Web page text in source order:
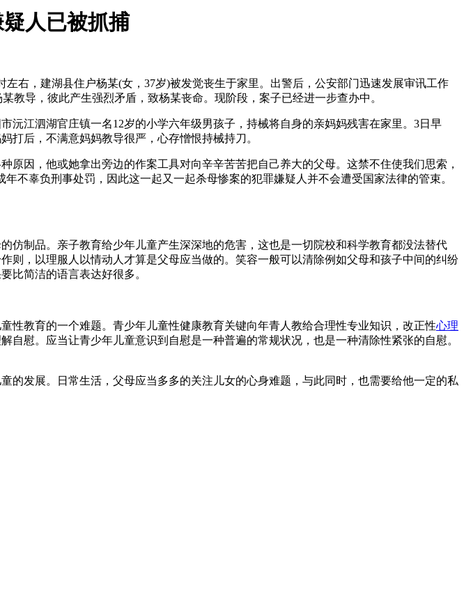
人已被抓捕
，建湖县住户杨某(女，37岁)被发觉丧生于家里。出警后，公安部门迅速发展审讯工作
教导，彼此产生强烈矛盾，致杨某丧命。现阶段，案子已经进一步查办中。
江泗湖官庄镇一名12岁的小学六年级男孩子，持械将自身的亲妈妈残害在家里。3日早
打后，不满意妈妈教导很严，心存憎恨持械持刀。
因，他或她拿出旁边的作案工具对向辛辛苦苦把自己养大的父母。这禁不住使我们思索，
不辜负刑事处罚，因此这一起又一起杀母惨案的犯罪嫌疑人并不会遭受国家法律的管束。
制品。亲子教育给少年儿童产生深深地的危害，这也是一切院校和科学教育都没法替代
则，以理服人以情动人才算是父母应当做的。笑容一般可以清除例如父母和孩子中间的纠纷
比简洁的语言表达好很多。
教育的一个难题。青少年儿童性健康教育关键向年青人教给合理性专业知识，改正性心理
慰。应当让青少年儿童意识到自慰是一种普遍的常规状况，也是一种清除性紧张的自慰。
发展。日常生活，父母应当多多的关注儿女的心身难题，与此同时，也需要给他一定的私